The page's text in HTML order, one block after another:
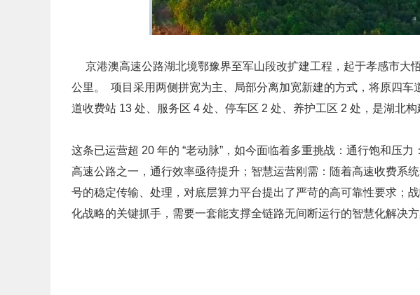
京港澳高速公路湖北境鄂豫界至军山段改扩建工程，起于孝感市大
公里。 项目采用两侧拼宽为主、局部分离加宽新建的方式，将原四
道收费站 13 处、服务区 4 处、停车区 2 处、养护工区 2 处，是湖北
这条已运营超 20 年的 “老动脉”，如今面临着多重挑战：通行饱和压
高速公路之一，通行效率亟待提升； 智慧运营刚需：随着高速收费系
号的稳定传输、处理，对底层算力平台提出了严苛的高可靠性要求；
化战略的关键抓手，需要一套能支撑全链路无间断运行的智慧化解决